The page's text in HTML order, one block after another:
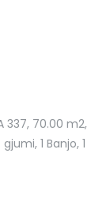
337, 70.00 m2,
1 Banjo, 1